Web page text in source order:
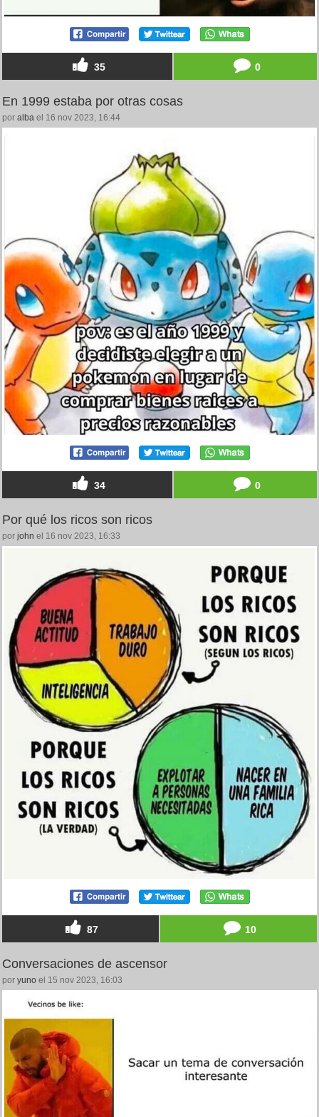
35 0
En 1999 estaba por otras cosas
por alba el 16 nov 2023, 16:44
34 0
Por qué los ricos son ricos
por john el 16 nov 2023, 16:33
87 10
Conversaciones de ascensor
por yuno el 15 nov 2023, 16:03